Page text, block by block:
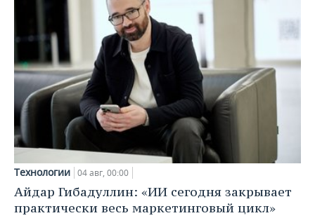
Технологии 04 авг, 00:00
Айдар Гибадуллин: «ИИ сегодня закрывает
практически весь маркетинговый цикл»